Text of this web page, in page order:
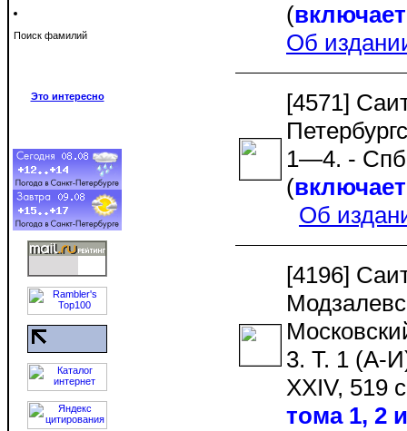
Поиск фамилий
Это интересно
(
Об
[4571]
1—4. -
(
Об
[4196]
3. Т. 1 (А-
XXIV, 519
тома 1, 2